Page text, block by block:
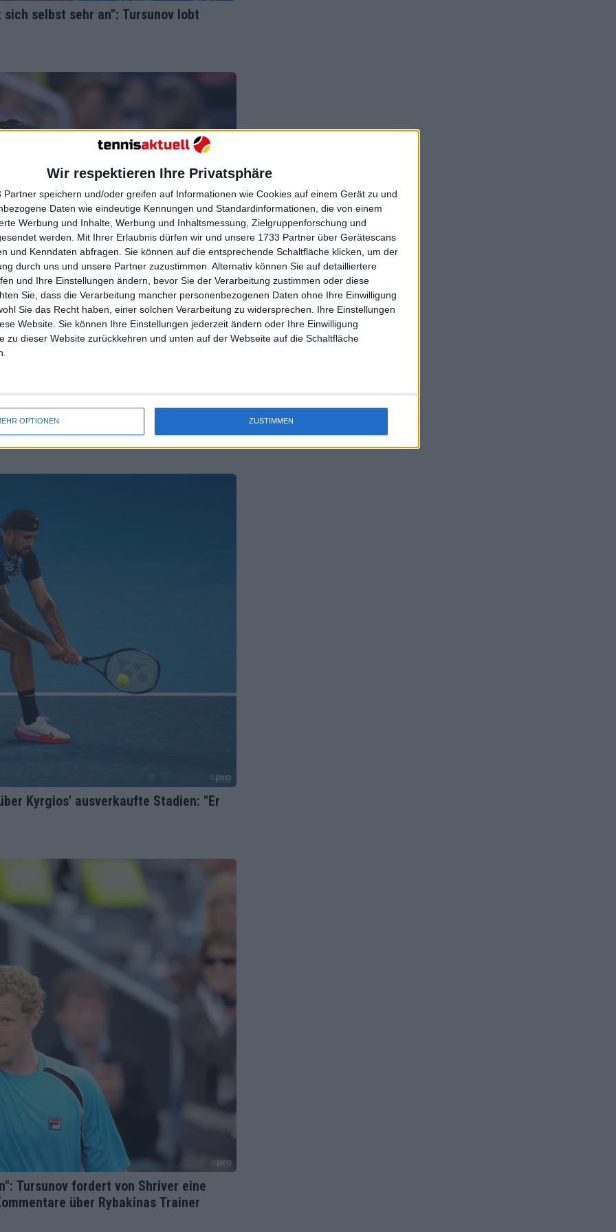
Wir respektieren Ihre Privatsphäre
Partner speichern und/oder greifen auf Informationen wie Cookies auf einem Gerät zu und
Daten wie eindeutige Kennungen und Standardinformationen, die von einem
Werbung und Inhalte, Werbung und Inhaltsmessung, Zielgruppenforschung und
werden.
Mit Ihrer Erlaubnis dürfen wir und unsere 1733 Partner über Gerätescans
und Kenndaten abfragen. Sie können auf die entsprechende Schaltfläche klicken, um der
durch uns und unsere Partner zuzustimmen. Alternativ können Sie auf detailliertere
und Ihre Einstellungen ändern, bevor Sie der Verarbeitung zustimmen oder diese
Sie, dass die Verarbeitung mancher personenbezogenen Daten ohne Ihre Einwilligung
Sie das Recht haben, einer solchen Verarbeitung zu widersprechen. Ihre Einstellungen
Website. Sie können Ihre Einstellungen jederzeit ändern oder Ihre Einwilligung
zu dieser Website zurückkehren und unten auf der Webseite auf die Schaltfläche
OPTIONEN ZUSTIMMEN
selbst sehr an": Tursunov lobt
die trivial und unbedeutend
er Emma Raducanu nicht mehr
Kyrgios' ausverkaufte Stadien: "Er
Tursunov fordert von Shriver eine
über Rybakinas Trainer